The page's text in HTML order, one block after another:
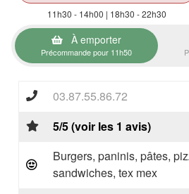
11h30 - 14h00 | 18h30 - 22h30
À emporter
Précommande pour 11h50
03.87.55.86.72
5/5 (voir les 1 avis)
Burgers, paninis, pâtes,
sandwiches, tex mex